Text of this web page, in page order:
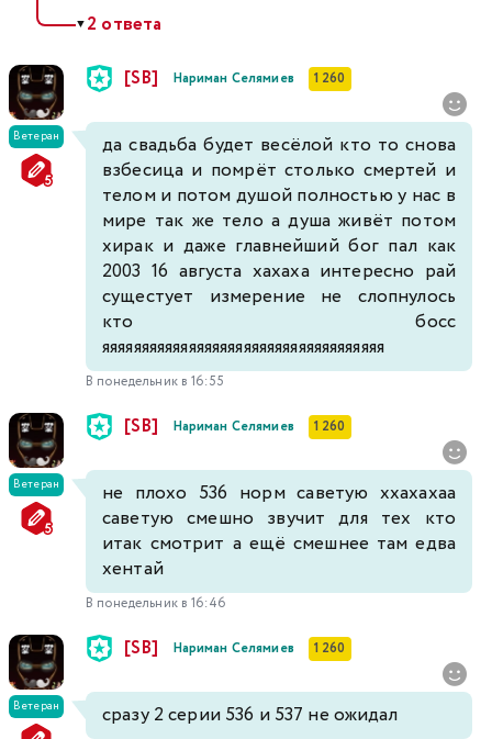
▼2 ответа
Ветеран
[SB] Нариман Селямиев 1 260
да свадьба будет весёлой кто то снова
взбесица и помрёт столько смертей и
телом и потом душой полностью у нас в
мире так же тело а душа живёт потом
хирак и даже главнейший бог пал как
2003 16 августа хахаха интересно рай
сущестует измерение не слопнулось
кто босс
яяяяяяяяяяяяяяяяяяяяяяяяяяяяяяяяяяяя
В понедельник в 16:55
Ветеран
[SB] Нариман Селямиев 1 260
не плохо 536 норм саветую ххахахаа
саветую смешно звучит для тех кто
итак смотрит а ещё смешнее там едва
хентай
В понедельник в 16:46
Ветеран
[SB] Нариман Селямиев 1 260
сразу 2 серии 536 и 537 не ожидал